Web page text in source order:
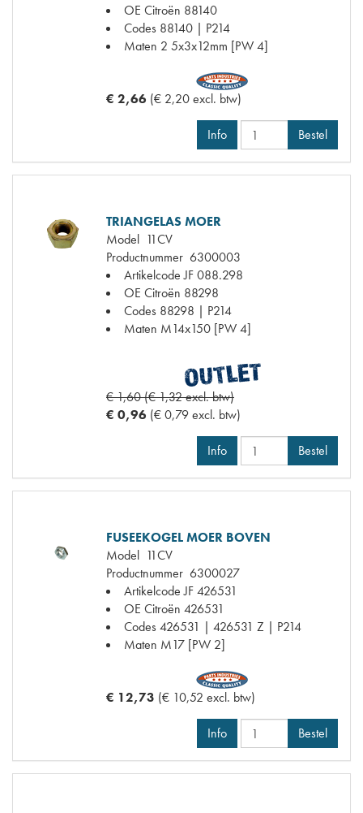
OE Citroën 88140
Codes 88140 | P214
Maten 2 5x3x12mm [PW 4]
€ 2,66 (€ 2,20 excl. btw)
Info Bestel
TRIANGELAS MOER
Model 11CV
Productnummer 6300003
Artikelcode JF088.298
OE Citroën 88298
Codes 88298 | P214
Maten M14x150 [PW 4]
€ 1,60 (€ 1,32 excl. btw)
€ 0,96 (€ 0,79 excl. btw)
Info Bestel
FUSEEKOGEL MOER BOVEN
Model 11CV
Productnummer 6300027
Artikelcode JF426531
OE Citroën 426531
Codes426531 | 426531 Z | P214
Maten M17 [PW 2]
€ 12,73 (€ 10,52 excl. btw)
Info Bestel